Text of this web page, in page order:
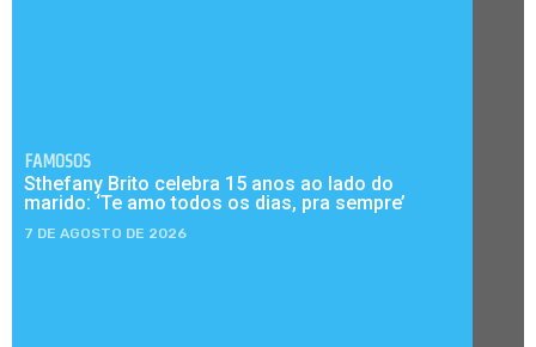
FAMOSOS
Sthefany Brito celebra 15 anos ao lado do
marido: ‘Te amo todos os dias, pra sempre’
7 DE AGOSTO DE 2026